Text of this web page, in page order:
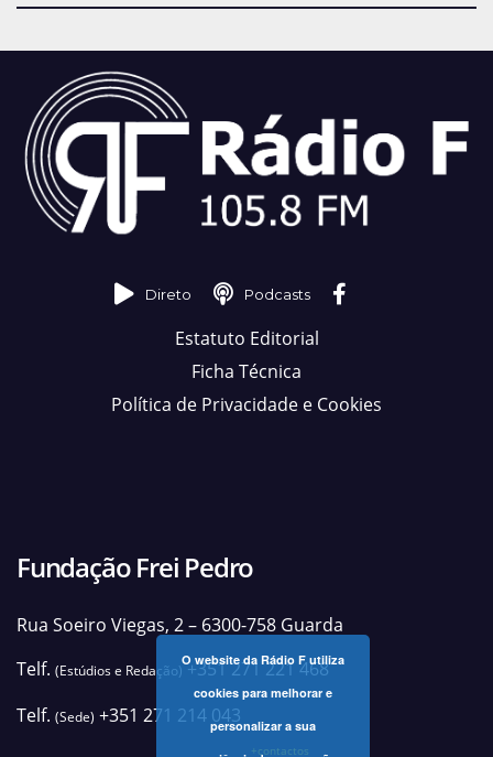
Direto Podcasts
Estatuto Editorial
Ficha Técnica
Política de Privacidade e Cookies
Fundação Frei Pedro
Rua Soeiro Viegas, 2 – 6300-758 Guarda
Telf. (Estúdios e Redação)+351 271 221 468
Telf. (Sede) +351 271 214 043
+contactos
O website da Rádio F utiliza
cookies para melhorar e
personalizar a sua